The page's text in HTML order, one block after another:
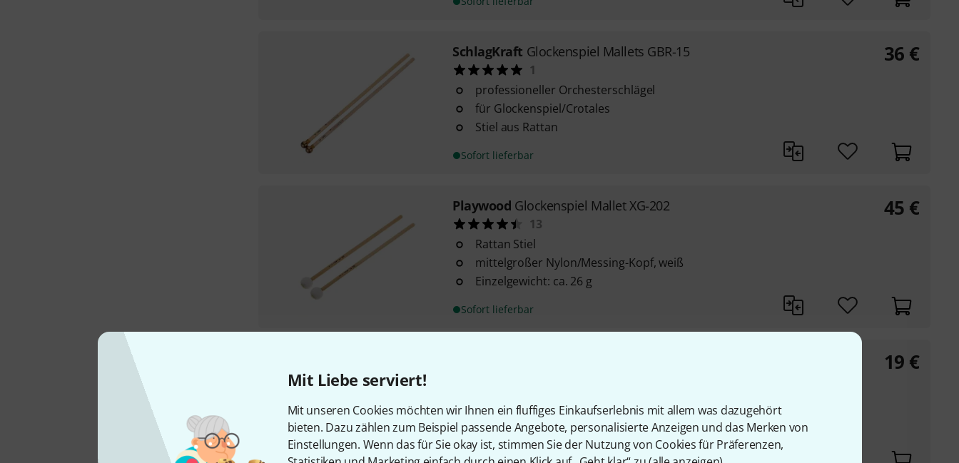
Mit Liebe serviert!
Mit unseren Cookies möchten wir Ihnen ein fluffiges Einkaufserlebnis mit allem was dazugehört
bieten. Dazu zählen zum Beispiel passende Angebote, personalisierte Anzeigen und das Merken von
Einstellungen. Wenn das für Sie okay ist, stimmen Sie der Nutzung von Cookies für Präferenzen,
SchlagKraft Glockenspiel Mallets GBR-15
1
professioneller Orchesterschlägel
für Glockenspiel/Crotales
Stiel aus Rattan
Sofort lieferbar
36 €
Playwood Glockenspiel Mallet XG-202
13
Rattan Stiel
mittelgroßer Nylon/Messing-Kopf, weiß
Einzelgewicht: ca. 26 g
Sofort lieferbar
45 €
Kopfdurchmesser: 19 mm
Gesamtlänge: 36,6 cm
19 €